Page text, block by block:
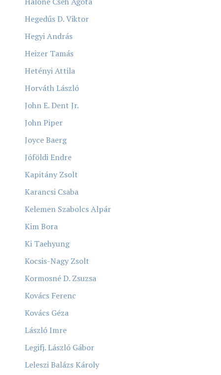
Hegedűs D. Viktor
Hegyi András
Heizer Tamás
Hetényi Attila
Horváth László
John E. Dent Jr.
John Piper
Joyce Baerg
Jóföldi Endre
Kapitány Zsolt
Karancsi Csaba
Kelemen Szabolcs Alpár
Kim Bora
Ki Taehyung
Kocsis-Nagy Zsolt
Kormosné D. Zsuzsa
Kovács Ferenc
Kovács Géza
László Imre
Legifj. László Gábor
Leleszi Balázs Károly